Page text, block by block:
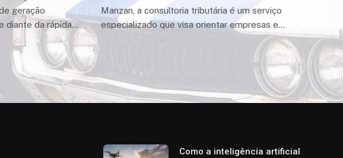
geração
diante da rápida…
Manzan, a consultoria tributária é um serviço
especializado que visa orientar empresas e…
Como a inteligência artificial